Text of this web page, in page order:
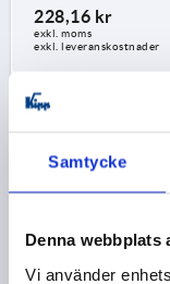
Samtycke
Denna webbplats
Vi använder
228,16 kr
exkl. moms
exkl. leveranskostnader
K0685 D